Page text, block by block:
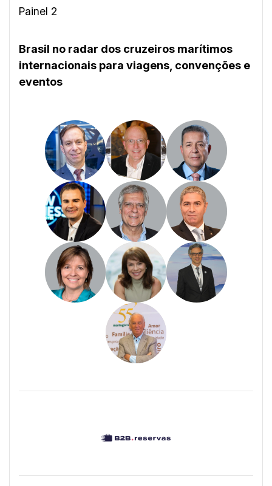
Painel 2
Brasil no radar dos cruzeiros marítimos
internacionais para viagens, convenções e
eventos